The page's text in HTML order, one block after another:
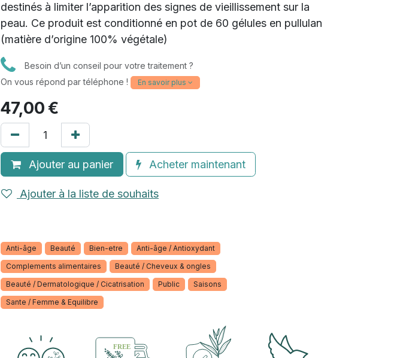
(2 avis)
destinés à limiter l’apparition des signes de vieillissement sur la
peau. Ce produit est conditionné en pot de 60 gélules en pullulan
(matière d’origine 100% végétale)
Besoin d’un conseil pour votre traitement ?
On vous répond par téléphone !
En savoir plus
47,00€
Ajouter au panier Acheter maintenant
Ajouter à la liste de souhaits
Anti-âge Beauté Bien-etre Anti-âge / Antioxydant
Complements alimentaires Beauté / Cheveux & ongles
Beauté / Dermatologique / Cicatrisation Public Saisons
Sante / Femme & Equilibre